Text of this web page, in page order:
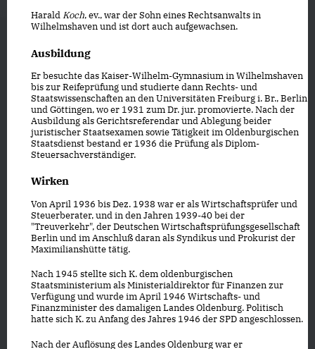
HaraldKoch, ev., war der Sohn eines Rechtsanwalts in
Wilhelmshaven und ist dort auch aufgewachsen.
Ausbildung
Er besuchte das Kaiser-Wilhelm-Gymnasium in Wilhelmshaven
bis zur Reifeprüfung und studierte dann Rechts- und
Staatswissenschaften an den Universitäten Freiburg i. Br., Berlin
und Göttingen, wo er 1931 zum Dr. jur. promovierte. Nach der
Ausbildung als Gerichtsreferendar und Ablegung beider
juristischer Staatsexamen sowie Tätigkeit im Oldenburgischen
Staatsdienst bestand er 1936 die Prüfung als Diplom-
Steuersachverständiger.
Wirken
Von April 1936 bis Dez. 1938 war er als Wirtschaftsprüfer und
Steuerberater, und in den Jahren 1939-40 bei der
"Treuverkehr", der Deutschen Wirtschaftsprüfungsgesellschaft
Berlin und im Anschluß daran als Syndikus und Prokurist der
Maximilianshütte tätig.
Nach 1945 stellte sich K. dem oldenburgischen
Staatsministerium als Ministerialdirektor für Finanzen zur
Verfügung und wurde im April 1946 Wirtschafts- und
Finanzminister des damaligen Landes Oldenburg. Politisch
hatte sich K. zu Anfang des Jahres 1946 der SPD angeschlossen.
Nach der Auflösung des Landes Oldenburg war er